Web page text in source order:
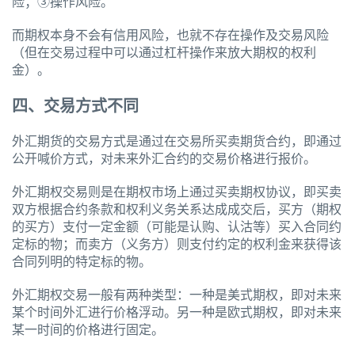
而期权本身不会有信用风险，也就不存在操作及交易风险
（但在交易过程中可以通过杠杆操作来放大期权的权利
金）。
四、交易方式不同
外汇期货的交易方式是通过在交易所买卖期货合约，即通过
公开喊价方式，对未来外汇合约的交易价格进行报价。
外汇期权交易则是在期权市场上通过买卖期权协议，即买卖
双方根据合约条款和权利义务关系达成成交后，买方（期权
的买方）支付一定金额（可能是认购、认沽等）买入合同约
定标的物；而卖方（义务方）则支付约定的权利金来获得该
合同列明的特定标的物。
外汇期权交易一般有两种类型：一种是美式期权，即对未来
某个时间外汇进行价格浮动。另一种是欧式期权，即对未来
某一时间的价格进行固定。